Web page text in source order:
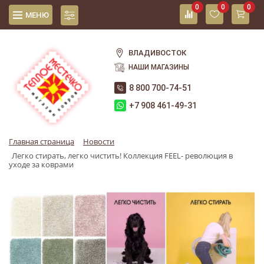
МЕНЮ
0 0 0
ВЛАДИВОСТОК
НАШИ МАГАЗИНЫ
8 800 700-74-51
+7 908 461-49-31
Главная страница
Новости
Легко стирать, легко чистить! Коллекция FEEL- революция в
уходе за коврами